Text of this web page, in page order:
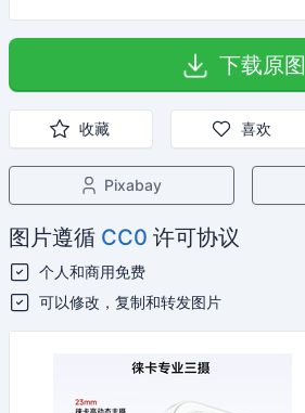
下载原图
收藏 喜欢
Pixabay
图片遵循 CC0 许可协议
个人和商用免费
可以修改，复制和转发图片